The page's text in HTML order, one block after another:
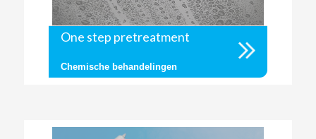
One step pretreatment
Chemische behandelingen